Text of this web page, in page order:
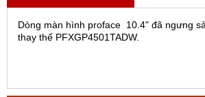
Dòng màn hình proface 10.4" đã ngưng
thay thế PFXGP4501TADW.